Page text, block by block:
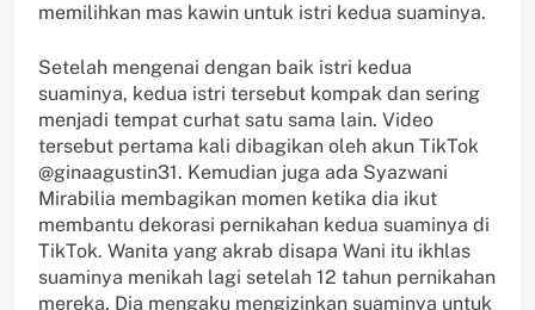
memilihkan mas kawin untuk istri kedua suaminya.
Setelah mengenai dengan baik istri kedua
suaminya, kedua istri tersebut kompak dan sering
menjadi tempat curhat satu sama lain. Video
tersebut pertama kali dibagikan oleh akun TikTok
@ginaagustin31. Kemudian juga ada Syazwani
Mirabilia membagikan momen ketika dia ikut
membantu dekorasi pernikahan kedua suaminya di
TikTok. Wanita yang akrab disapa Wani itu ikhlas
suaminya menikah lagi setelah 12 tahun pernikahan
mereka. Dia mengaku mengizinkan suaminya untuk